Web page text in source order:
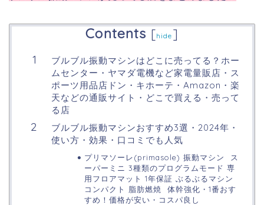
Contents [hide ]
ブルブル振動マシンはどこに売ってる？ホー
ムセンター・ヤマダ電機など家電量販店・ス
ポーツ用品店ドン・キホーテ・Amazon・楽
天などの通販サイト・どこで買える・売って
る店
ブルブル振動マシンおすすめ3選・2024年・
使い方・効果・口コミでも人気
プリマソーレ(primasole) 振動マシン ス
ーパーミニ 3種類のプログラムモード 専
用フロアマット 1年保証 ぶるぶるマシン
コンパクト 脂肪燃焼 体幹強化・1番おす
すめ！価格が安い・コスパ良し